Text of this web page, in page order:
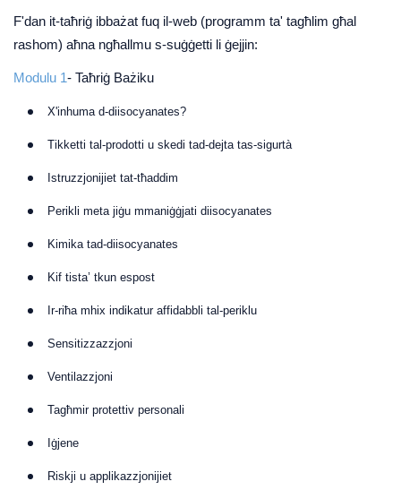
F'dan it-taħriġ ibbażat fuq il-web (programm ta' tagħlim għal
rashom) aħna ngħallmu s-suġġetti li ġejjin:
Modulu 1 - Taħriġ Bażiku
X'inhuma d-diisocyanates?
Tikketti tal-prodotti u skedi tad-dejta tas-sigurtà
Istruzzjonijiet tat-tħaddim
Perikli meta jiġu mmaniġġjati diisocyanates
Kimika tad-diisocyanates
Kif tista’ tkun espost
Ir-riħa mhix indikatur affidabbli tal-periklu
Sensitizzazzjoni
Ventilazzjoni
Tagħmir protettiv personali
Iġjene
Riskji u applikazzjonijiet